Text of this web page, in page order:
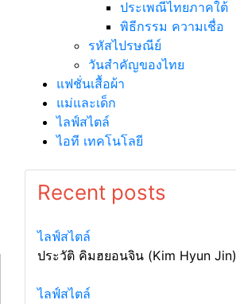
ประเพณีไทยภาคใต้
พิธีกรรม ความเชื่อ
รหัสไปรษณีย์
วันสำคัญของไทย
แฟชั่นเสื้อผ้า
แม่และเด็ก
ไลฟ์สไตล์
ไอที เทคโนโลยี
Recent posts
ไลฟ์สไตล์
ประวัติ คิมฮยอนจิน (Kim Hyun Jin)
ไลฟ์สไตล์